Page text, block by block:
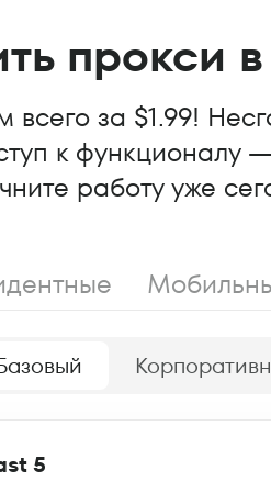
прокси
всего за $1.99!
к функционалу
работу уже
5